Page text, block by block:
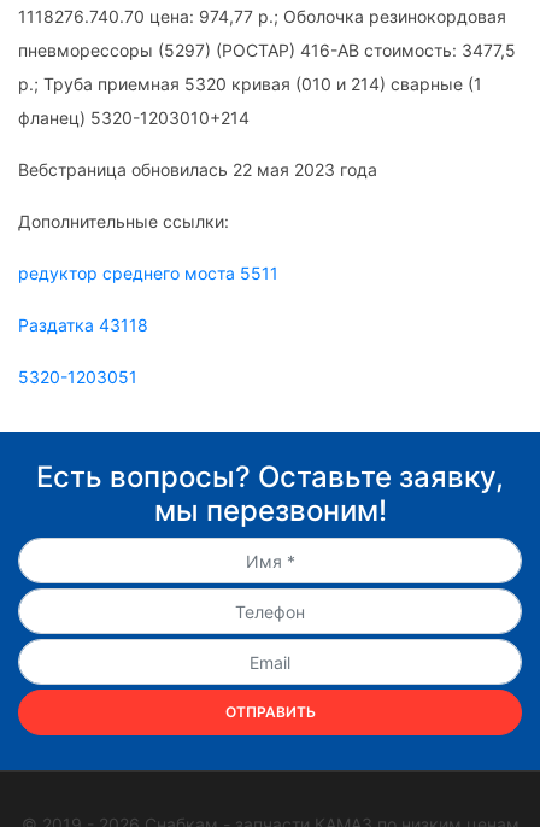
1118276.740.70 цена: 974,77 р.; Оболочка резинокордовая
пневморессоры (5297) (РОСТАР) 416-AB стоимость: 3477,5
р.; Труба приемная 5320 кривая (010 и 214) сварные (1
фланец) 5320-1203010+214
Вебстраница обновилась 22 мая 2023 года
Дополнительные ссылки:
редуктор среднего моста 5511
Раздатка 43118
5320-1203051
Есть вопросы? Оставьте заявку,
мы перезвоним!
ОТПРАВИТЬ